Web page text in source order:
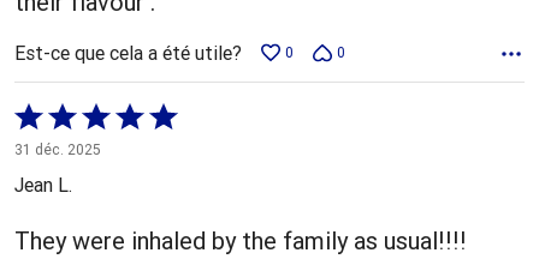
Est-ce que cela a été utile? 0 0
Coté
5 sur
5
31 déc. 2025
Jean L.
They were inhaled by the family as usual!!!!